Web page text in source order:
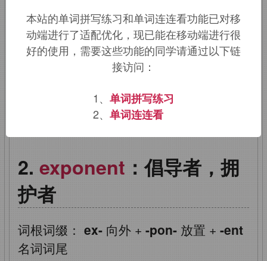
ex-,向外。-pon,放置，词源同pose,
component.即展开，描述美好的前景，
引申义拥护，鼓吹。同时用来指数学术语
指数（据说来自笛尔卡）。
该词的英语词源请访问趣词词源英文版：
词源，exponent
exponent ：倡导者，拥
护者
词根词缀： ex- 向外 + -pon- 放置 + -ent
名词词尾
本站的单词拼写练习和单词连连看功能已对移
动端进行了适配优化，现已能在移动端进行很
好的使用，需要这些功能的同学请通过以下链
接访问：
1、 单词拼写练习
2、 单词连连看